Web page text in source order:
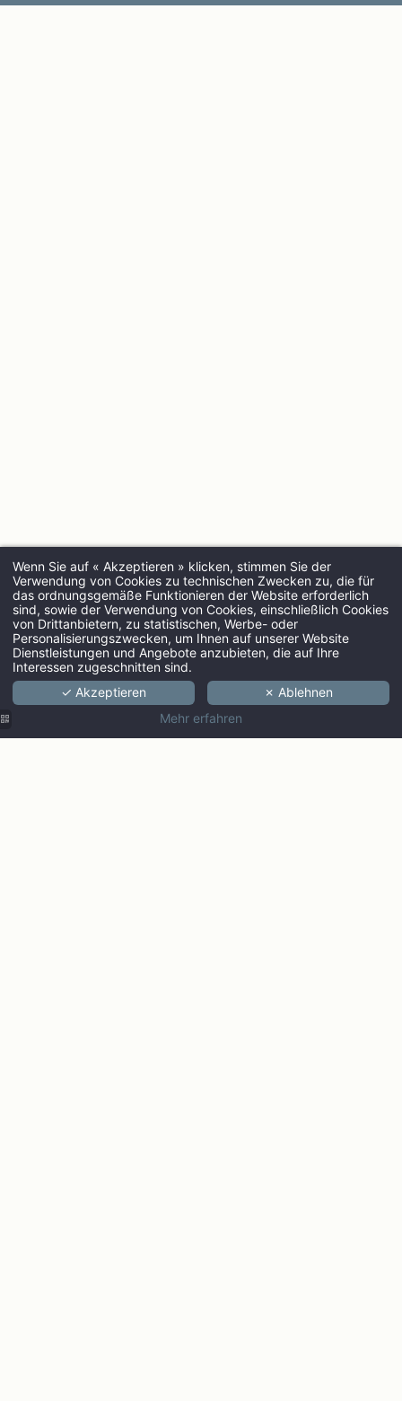
ANREISE
ERWACHSENE
Wenn Sie auf « Akzeptieren » klicken, stimmen Sie der
Verwendung von Cookies zu technischen Zwecken zu, die für
das ordnungsgemäße Funktionieren der Website erforderlich
sind, sowie der Verwendung von Cookies, einschließlich Cookies
von Drittanbietern, zu statistischen, Werbe- oder
Personalisierungszwecken, um Ihnen auf unserer Website
Dienstleistungen und Angebote anzubieten, die auf Ihre
Interessen zugeschnitten sind.
✓ Akzeptieren
✗ Ablehnen
Mehr erfahren